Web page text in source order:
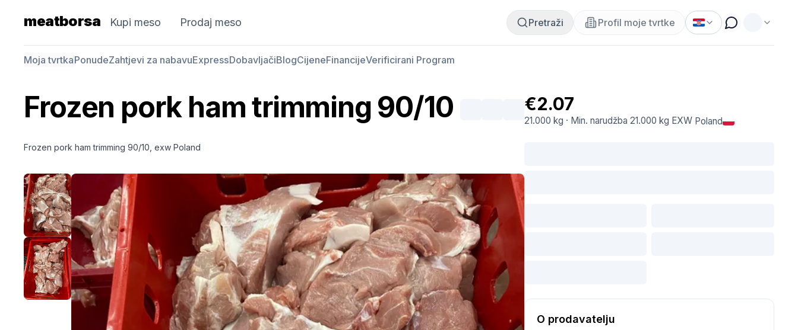
meatborsa Kupi meso Prodaj meso Pretraži Profil moje tvrtke
Moja tvrtkaPonudeZahtjevi za nabavuExpressDobavljačiBlogCijeneFinancijeVerificirani Program
Frozen pork ham trimming 90/10
Frozen pork ham trimming 90/10, exw Poland
€2.07
21.000 kg · Min. narudžba 21.000 kg EXW Poland
O prodavatelju